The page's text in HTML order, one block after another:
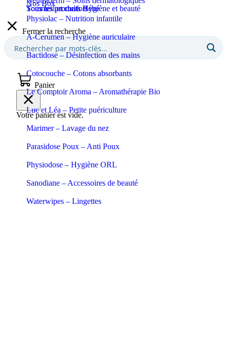
Sommeil et confort
Tous les produits Bébé
Tous les produits Hygiène et beauté
Physiolac – Nutrition infantile
A-Cerumen – Hygiène auriculaire
Bactidose – Désinfection des mains
Cotocouche – Cotons absorbants
Le Comptoir Aroma – Aromathérapie Bio
Luc et Léa – Petite puériculture
Marimer – Lavage du nez
Parasidose Poux – Anti Poux
Physiodose – Hygiène ORL
Sanodiane – Accessoires de beauté
Waterwipes – Lingettes
Nos Box
Fermer la recherche
Panier
Votre panier est vide.